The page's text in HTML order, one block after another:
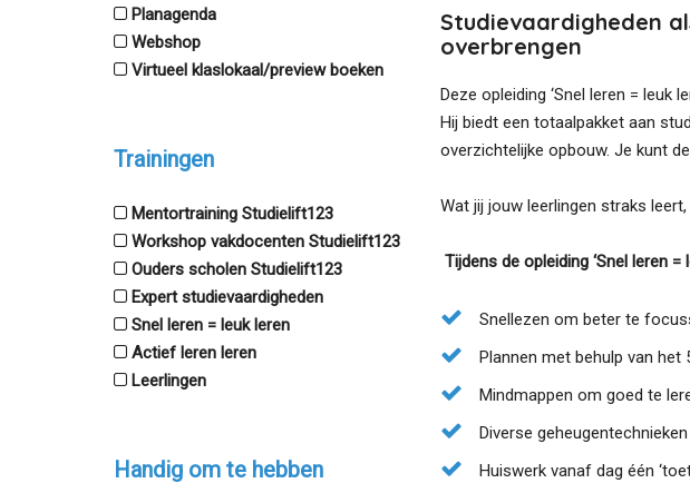
Planagenda
Webshop
Virtueel klaslokaal/preview boeken
Trainingen
Mentortraining Studielift123
Workshop vakdocenten Studielift123
Ouders scholen Studielift123
Expert studievaardigheden
Snel leren = leuk leren
Actief leren leren
Leerlingen
Handig om te hebben
Studievaardigheden
overbrengen
Deze opleiding ‘Snel leren = leuk
Hij biedt een totaalpakket aan
overzichtelijke opbouw. Je kunt
Wat jij jouw leerlingen straks
Tijdens de opleiding ‘Snel leren =
Snellezen om beter te
Plannen met behulp van
Mindmappen om goed te
Diverse
Huiswerk vanaf dag één